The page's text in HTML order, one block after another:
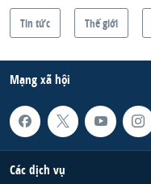
Tin tức Thế giới
Mạng xã hội
Các dịch vụ